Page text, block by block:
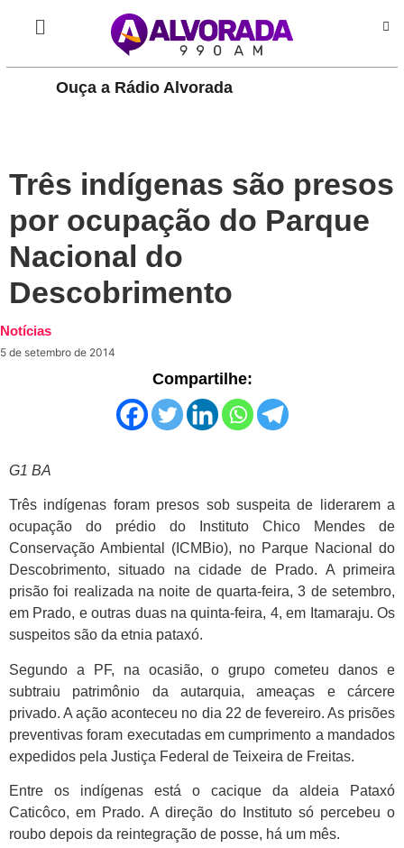
Ouça a Rádio Alvorada
Três indígenas são presos
por ocupação do Parque
Nacional do
Descobrimento
Notícias
5 de setembro de 2014
Compartilhe:
G1 BA
Três indígenas foram presos sob suspeita de liderarem a
ocupação do prédio do Instituto Chico Mendes de
Conservação Ambiental (ICMBio), no Parque Nacional do
Descobrimento, situado na cidade de Prado. A primeira
prisão foi realizada na noite de quarta-feira, 3 de setembro,
em Prado, e outras duas na quinta-feira, 4, em Itamaraju. Os
suspeitos são da etnia pataxó.
Segundo a PF, na ocasião, o grupo cometeu danos e
subtraiu patrimônio da autarquia, ameaças e cárcere
privado. A ação aconteceu no dia 22 de fevereiro. As prisões
preventivas foram executadas em cumprimento a mandados
expedidos pela Justiça Federal de Teixeira de Freitas.
Entre os indígenas está o cacique da aldeia Pataxó
Caticôco, em Prado. A direção do Instituto só percebeu o
roubo depois da reintegração de posse, há um mês.